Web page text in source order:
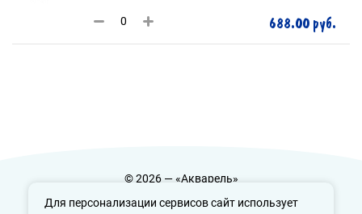
Для персонализации сервисов сайт использует
688.00 руб.
© 2026 — «Акварель»
Политика конфиденциальности